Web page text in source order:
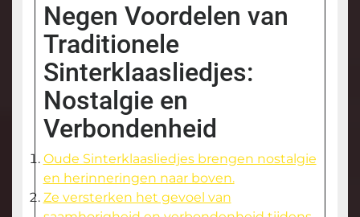
Negen Voordelen van
Traditionele
Sinterklaasliedjes:
Nostalgie en
Verbondenheid
Oude Sinterklaasliedjes brengen nostalgie
en herinneringen naar boven.
Ze versterken het gevoel van